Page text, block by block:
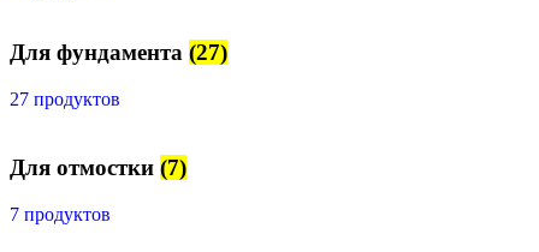
Для фундамента (27)
27 продуктов
Для отмостки (7)
7 продуктов